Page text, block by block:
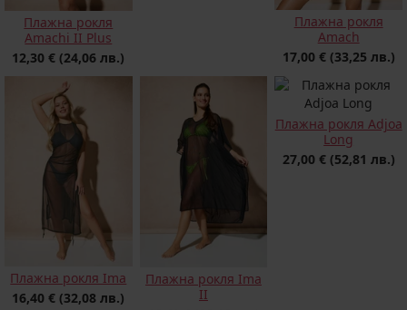
Плажна рокля
Amachi II Plus
12,30 € (24,06 лв.)
Плажна рокля
Amach
17,00 € (33,25 лв.)
Плажна рокля Ima
16,40 € (32,08 лв.)
Плажна рокля Ima
II
Плажна рокля Adjoa
Long
27,00 € (52,81 лв.)